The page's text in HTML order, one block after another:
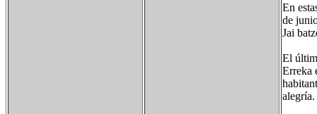
En
de
Jai
El
Erreka
alegría.